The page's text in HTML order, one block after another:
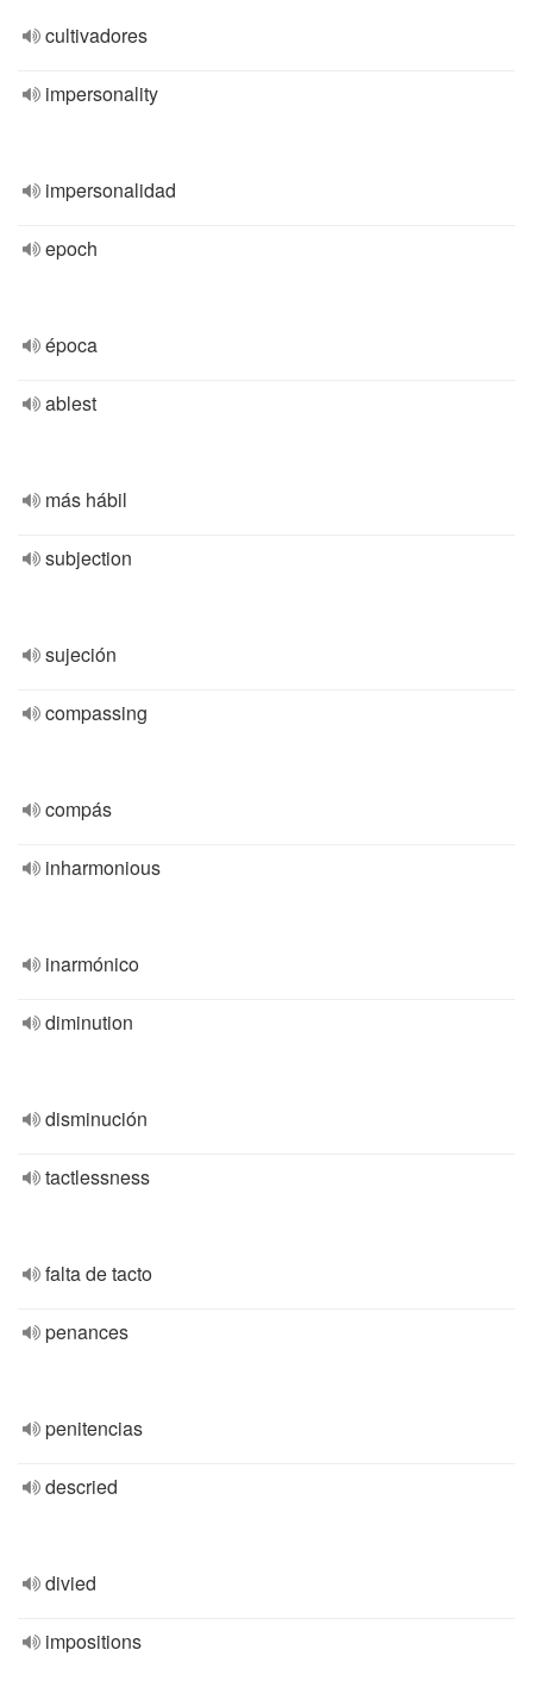
cultivadores
impersonality
impersonalidad
epoch
época
ablest
más hábil
subjection
sujeción
compassing
compás
inharmonious
inarmónico
diminution
disminución
tactlessness
falta de tacto
penances
penitencias
descried
divied
impositions